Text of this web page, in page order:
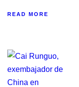
READ MORE